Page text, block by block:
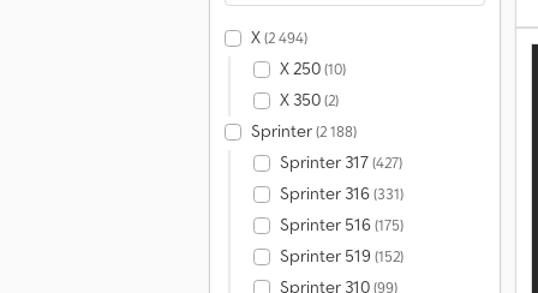
X(2 494)
X 250(10)
X 350(2)
Sprinter(2 188)
Sprinter 317(427)
Sprinter 316(331)
Sprinter 516(175)
Sprinter 519 (152)
Sprinter 310(99)